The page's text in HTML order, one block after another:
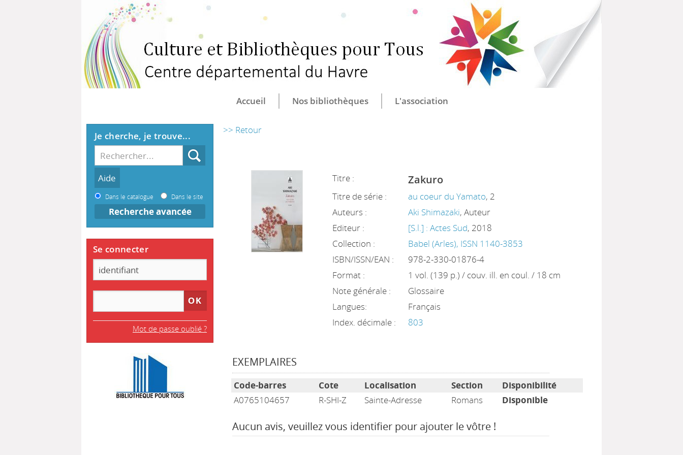
CULTURE ET BIBLIOTHÈQUES POUR TOUS
CENTRE DÉPARTEMENTAL DU HAVRE
Accueil Nos bibliothèques L'association
>> Retour
Titre : Zakuro
Titre de série : au coeur du Yamato, 2
Auteurs :
Aki Shimazaki, Auteur
Editeur :
[S.l.] : Actes Sud, 2018
Collection :
Babel (Arles), ISSN 1140-3853
ISBN/ISSN/EAN :
978-2-330-01876-4
Format :
1 vol. (139 p.) / couv. ill. en coul. / 18 cm
Note générale :
Glossaire
Langues:
Français
Index. décimale :
803
EXEMPLAIRES
Code-barres Cote Localisation Section
Disponibilité
A0765104657
R-SHI-Z Sainte-Adresse Romans Disponible
Aucun avis, veuillez vous identifier pour ajouter le vôtre !
Je cherche, je trouve...
Dans le catalogue Dans le site
Recherche avancée
Se connecter
Mot de passe oublié ?